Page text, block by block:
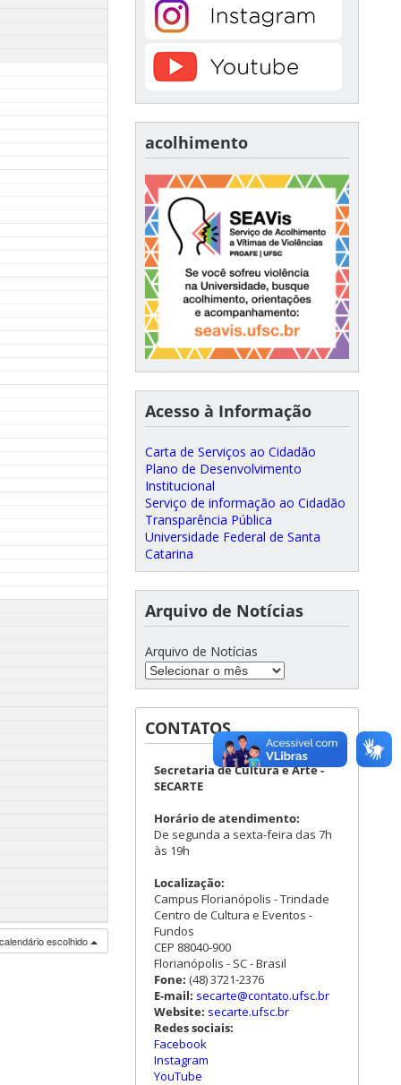
escolhido
acolhimento
Acesso à Informação
Carta de Serviços ao Cidadão
Plano de Desenvolvimento
Institucional
Serviço de informação ao Cidadão
Transparência Pública
Universidade Federal de Santa
Catarina
Arquivo de Notícias
Arquivo de Notícias
CONTATOS
Secretaria de Cultura e Arte -
SECARTE
Horário de atendimento:
De segunda a sexta-feira das 7h
às 19h
Localização:
Campus Florianópolis - Trindade
Centro de Cultura e Eventos -
Fundos
CEP 88040-900
Florianópolis - SC - Brasil
Fone: (48) 3721-2376
E-mail: secarte@contato.ufsc.br
Website: secarte.ufsc.br
Redes sociais:
Facebook
Instagram
YouTube